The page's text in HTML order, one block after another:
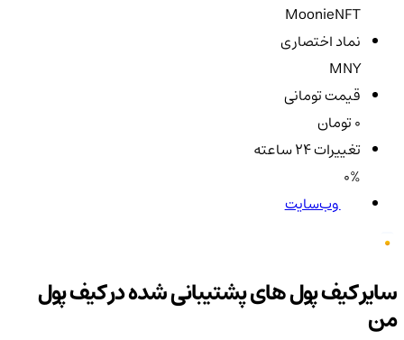
MoonieNFT
نماد اختصاری
MNY
قیمت تومانی
تغییرات ۲۴ ساعته
0%
وب‌سایت
سایر کیف پول های پشتیبانی شده در کیف پول
من